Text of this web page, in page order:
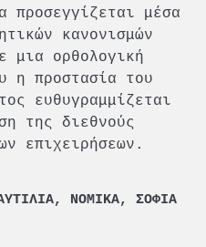
προσεγγίζεται μέσα
κανονισμών
μια ορθολογική
η προστασία του
ευθυγραμμίζεται
της διεθνούς
επιχειρήσεων.
, ΝΟΜΙΚΑ, ΣΟΦΙΑ